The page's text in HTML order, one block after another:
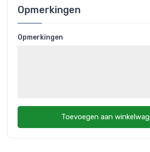
Opmerkingen
Opmerkingen
Toevoegen aan